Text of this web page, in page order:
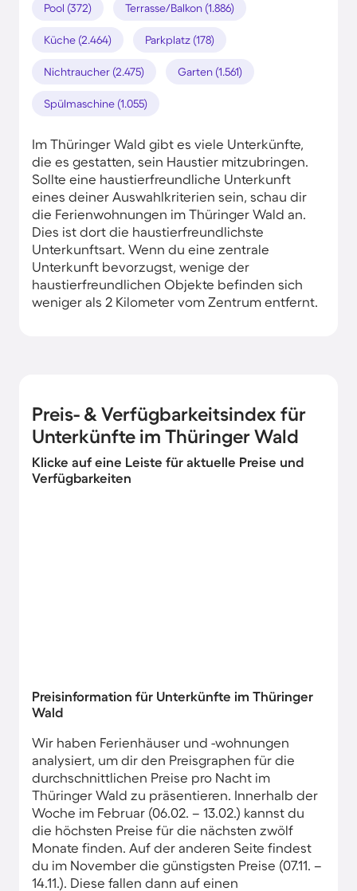
Pool (372) Terrasse/Balkon (1.886)
Küche (2.464) Parkplatz (178)
Nichtraucher (2.475) Garten (1.561)
Spülmaschine (1.055)
Im Thüringer Wald gibt es viele Unterkünfte,
die es gestatten, sein Haustier mitzubringen.
Sollte eine haustierfreundliche Unterkunft
eines deiner Auswahlkriterien sein, schau dir
die Ferienwohnungen im Thüringer Wald an.
Dies ist dort die haustierfreundlichste
Unterkunftsart. Wenn du eine zentrale
Unterkunft bevorzugst, wenige der
haustierfreundlichen Objekte befinden sich
weniger als 2 Kilometer vom Zentrum entfernt.
Preis- & Verfügbarkeitsindex für
Unterkünfte im Thüringer Wald
Klicke auf eine Leiste für aktuelle Preise und
Verfügbarkeiten
Preisinformation für Unterkünfte im Thüringer
Wald
Wir haben Ferienhäuser und -wohnungen
analysiert, um dir den Preisgraphen für die
durchschnittlichen Preise pro Nacht im
Thüringer Wald zu präsentieren. Innerhalb der
Woche im Februar (06.02. – 13.02.) kannst du
die höchsten Preise für die nächsten zwölf
Monate finden. Auf der anderen Seite findest
du im November die günstigsten Preise (07.11. –
14.11.). Diese fallen dann auf einen